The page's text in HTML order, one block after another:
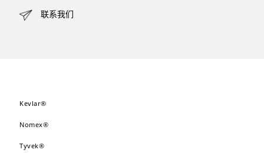
联系我们
Kevlar®
Nomex®
Tyvek®